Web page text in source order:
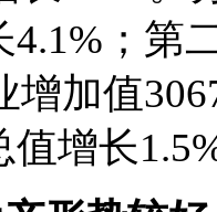
；第
增加值
增长